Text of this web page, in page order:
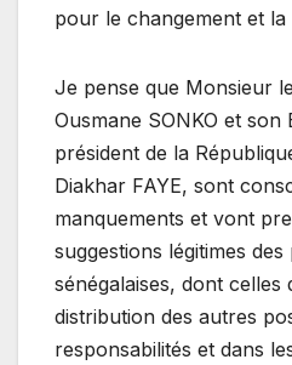
pour le changement et
Je pense que Monsieur
Ousmane SONKO et son
président de la
Diakhar FAYE, sont
manquements et vont
suggestions légitimes
sénégalaises, dont celles
distribution des autres
responsabilités et dans